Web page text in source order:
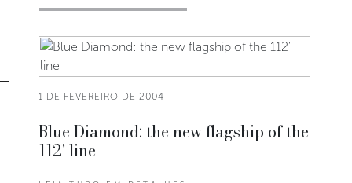
1 DE FEVEREIRO DE 2004
Blue Diamond: the new flagship of the
112' line